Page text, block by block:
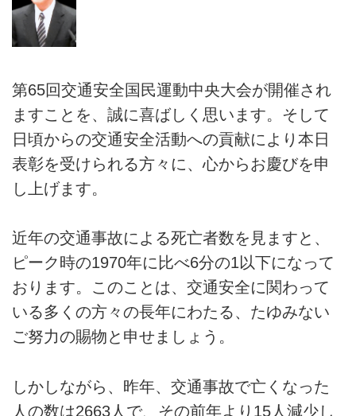
第65回交通安全国民運動中央大会が開催され
ますことを、誠に喜ばしく思います。そして
日頃からの交通安全活動への貢献により本日
表彰を受けられる方々に、心からお慶びを申
し上げます。
近年の交通事故による死亡者数を見ますと、
ピーク時の1970年に比べ6分の1以下になって
おります。このことは、交通安全に関わって
いる多くの方々の長年にわたる、たゆみない
ご努力の賜物と申せましょう。
しかしながら、昨年、交通事故で亡くなった
人の数は2663人で、その前年より15人減少し